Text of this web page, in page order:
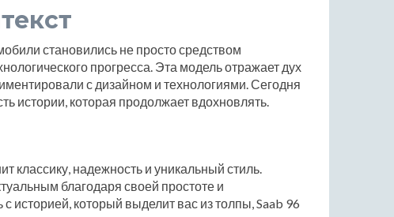
становились не просто средством
прогресса. Эта модель отражает дух
с дизайном и технологиями. Сегодня
истории, которая продолжает вдохновлять.
классику, надежность и уникальный стиль.
благодаря своей простоте и
историей, который выделит вас из толпы, Saab 96